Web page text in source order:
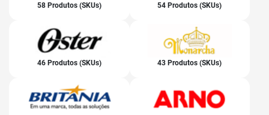
58 Produtos (SKUs) 54 Produtos (SKUs)
46 Produtos (SKUs) 43 Produtos (SKUs)